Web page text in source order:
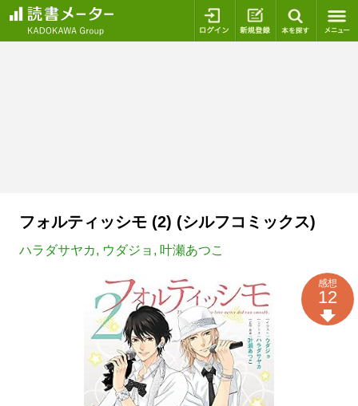
ログイン 新規登録
フォルティッシモ (2) (シルフコミックス)
ハラダサヤカ, ウダジョ , 叶瀬あつこ
感想
12